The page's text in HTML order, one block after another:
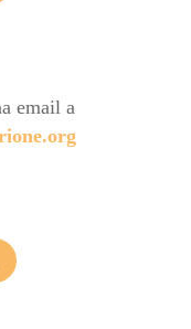
email a